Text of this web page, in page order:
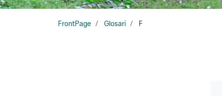
FrontPage Glosari F